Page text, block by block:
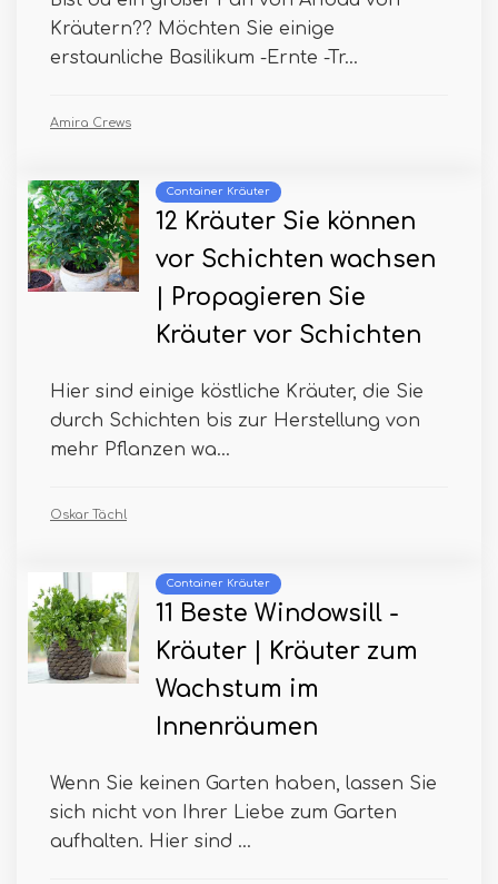
Kräutern?? Möchten Sie einige
erstaunliche Basilikum -Ernte -Tr...
Amira Crews
Container Kräuter
12 Kräuter Sie können
vor Schichten wachsen
| Propagieren Sie
Kräuter vor Schichten
Hier sind einige köstliche Kräuter, die Sie
durch Schichten bis zur Herstellung von
mehr Pflanzen wa...
Oskar Tächl
Container Kräuter
11 Beste Windowsill -
Kräuter | Kräuter zum
Wachstum im
Innenräumen
Wenn Sie keinen Garten haben, lassen Sie
sich nicht von Ihrer Liebe zum Garten
aufhalten. Hier sind ...